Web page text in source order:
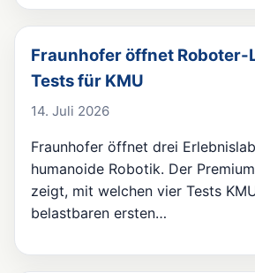
Fraunhofer öffnet Roboter-
Tests für KMU
14. Juli 2026
Fraunhofer öffnet drei
humanoide Robotik. Der
zeigt, mit welchen vier Tests
belastbaren ersten…